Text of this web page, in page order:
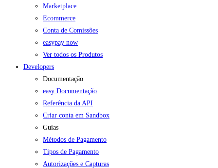
Marketplace
Ecommerce
Conta de Comissões
easypay now
Ver todos os Produtos
Developers
Documentação
easy Documentação
Referência da API
Criar conta em Sandbox
Guias
Métodos de Pagamento
Tipos de Pagamento
Autorizações e Capturas